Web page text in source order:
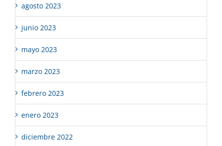
agosto 2023
junio 2023
mayo 2023
marzo 2023
febrero 2023
enero 2023
diciembre 2022